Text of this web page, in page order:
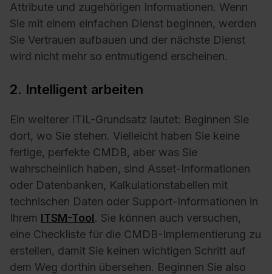
Attribute und zugehörigen Informationen. Wenn
Sie mit einem einfachen Dienst beginnen, werden
Sie Vertrauen aufbauen und der nächste Dienst
wird nicht mehr so entmutigend erscheinen.
2. Intelligent arbeiten
Ein weiterer ITIL-Grundsatz lautet: Beginnen Sie
dort, wo Sie stehen. Vielleicht haben Sie keine
fertige, perfekte CMDB, aber was Sie
wahrscheinlich haben, sind Asset-Informationen
oder Datenbanken, Kalkulationstabellen mit
technischen Daten oder Support-Informationen in
Ihrem ITSM-Tool. Sie können auch versuchen,
eine Checkliste für die CMDB-Implementierung zu
erstellen, damit Sie keinen wichtigen Schritt auf
dem Weg dorthin übersehen. Beginnen Sie also